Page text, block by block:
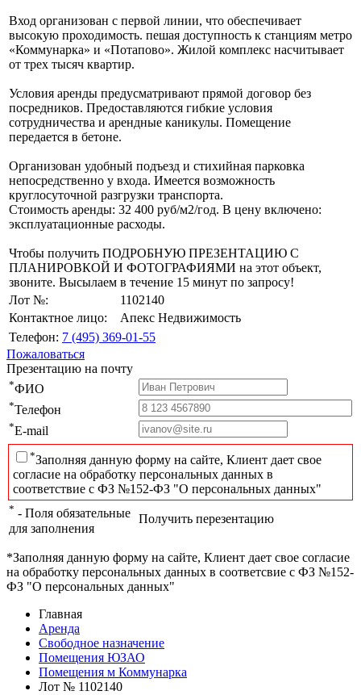
Вход организован с первой линии, что обеспечивает
высокую проходимость. пешая доступность к станциям метро
«Коммунарка» и «Потапово». Жилой комплекс насчитывает
от трех тысяч квартир.
Условия аренды предусматривают прямой договор без
посредников. Предоставляются гибкие условия
сотрудничества и арендные каникулы. Помещение
передается в бетоне.
Организован удобный подъезд и стихийная парковка
непосредственно у входа. Имеется возможность
круглосуточной разгрузки транспорта.
Стоимость аренды: 32 400 руб/м2/год. В цену включено:
эксплуатационные расходы.
Чтобы получить ПОДРОБНУЮ ПРЕЗЕНТАЦИЮ С
ПЛАНИРОВКОЙ И ФОТОГРАФИЯМИ на этот объект,
звоните. Высылаем в течение 15 минут по запросу!
Лот №:
1102140
Контактное лицо:
Апекс Недвижимость
Телефон: 7 (495) 369-01-55
Пожаловаться
Презентацию на почту
*ФИО
*Телефон
*E-mail
*Заполняя данную форму на сайте, Клиент дает свое
согласие на обработку персональных данных в
соответствие с ФЗ №152-ФЗ "О персональных данных"
* - Поля обязательные
для заполнения
Получить перезентацию
*Заполняя данную форму на сайте, Клиент дает свое согласие
на обработку персональных данных в соответсвие с ФЗ №152-
ФЗ "О персональных данных"
Главная
Аренда
Свободное назначение
Помещения ЮЗАО
Помещения м Коммунарка
Лот № 1102140